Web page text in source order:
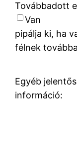
Továbbadott
Van
pipálja ki, ha
félnek
Egyéb
információ: